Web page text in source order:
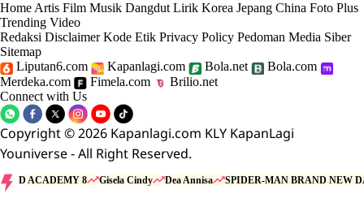
Home Artis Film Musik Dangdut Lirik Korea Jepang China Foto Plus
Trending Video
Redaksi Disclaimer Kode Etik Privacy Policy Pedoman Media Siber
Sitemap
Liputan6.com
Kapanlagi.com Bola.net
Bola.com
Merdeka.com
Fimela.com
Brilio.net
Connect with Us
Copyright © 2026 Kapanlagi.com KLY KapanLagi
Youniverse - All Right Reserved.
D ACADEMY 8 Gisela Cindy Dea Annisa SPIDER-MAN BRAND NEW